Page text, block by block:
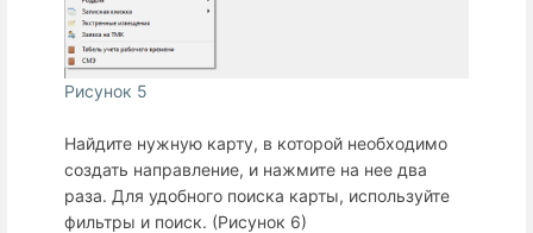
Рисунок 5
Найдите нужную карту, в которой необходимо
создать направление, и нажмите на нее два
раза. Для удобного поиска карты, используйте
фильтры и поиск. (Рисунок 6)